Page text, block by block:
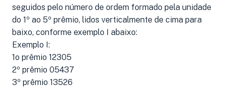
seguidos pelo número de ordem formado pela unidade
do 1º ao 5º prêmio, lidos verticalmente de cima para
baixo, conforme exemplo I abaixo:
Exemplo I:
1o prêmio 12305
2º prêmio 05437
3º prêmio 13526